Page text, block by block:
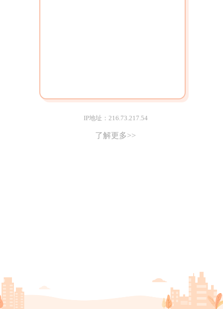
IP地址：216.73.217.54
了解更多>>